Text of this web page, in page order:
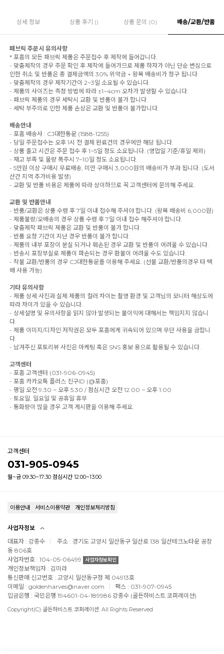
상세 정보 상품 후기 () 상품 문의 (0) 배송/교환/반품
패브릭 주문시 유의사항
* 포홈의 모든 패브릭 제품은 주문접수 후 제작에 들어갑니다.
- 맞춤제작의 경우 주문 확인 후 제작에 들어가므로 제품 하자가 아닌 단순 변심으로
인한 취소 및 반품은 총 결제금액의 30% 위약금 + 왕복 배송비가 청구 됩니다.
- 맞춤제작의 경우 제작기간이 2~3일 소요될 수 있습니다.
- 제품의 사이즈는 측정 방법에 따라 ±1~4cm 오차가 발생할 수 있습니다.
- 패브릭 제품의 경우 세탁시 교환 및 반품이 불가 합니다.
- 세탁 부주의로 인한 제품 손상은 교환 및 반품이 불가합니다.
배송안내
- 포홈 배송사 : CJ대한통운 (1588-1255)
- 당일 주문접수는 오후 1시 전 결제 완료건의 경우에만 해당 됩니다.
- 상품 출고 시간은 주문 접수 후 1~5일 정도 소요됩니다. (영업일 기준/휴일 제외)
- 재고 부족 및 물량 폭주시 7~10일 정도 소요됩니다.
- 5만원 이상 구매시 무료배송, 미만 구매시 3,000원의 배송비가 부과 됩니다. (도서
산간 지역 추가비용 발생)
- 교환 및 반품 비용은 제품에 따라 상이하므로 꼭 고객센터에 문의해 주세요.
교환 및 반품안내
- 반품/교환은 상품 수령 후 7일 이내 접수해 주셔야 합니다. (왕복 배송비 6,000원)
- 제품불량/오배송의 경우 상품 수령 후 7일 이내 접수 해주셔야 합니다.
- 맞춤제작 패브릭 제품은 교환 및 반품이 불가 합니다.
- 반품 요청 기간이 지난 경우 반품이 불가 합니다.
- 제품의 내부 포장이 분실 되거나 훼손된 경우 교환 및 반품이 어려울 수 있습니다.
- 반송시 포장부실로 제품이 파손되는 경우 환불이 어려울 수도 있습니다.
- 착불 교환/반품의 경우 CJ대한통운를 이용해 주세요. (선불 교환/반품의경우 타 택
배 사용 가능)
기타 유의사항
- 제품 상세 사진과 실제 제품의 컬러 차이는 촬영 환경 및 고객님의 모니터 해상도에
따라 차이가 있을 수 있습니다.
- 상세설명 및 유의사항을 읽지 않아 발생되는 불이익에 대해서는 책임지지 않습니
다.
- 제품 이미지/디자인 저작권은 모두 포홈에게 귀속되어 있으며 무단 사용을 금합니
다.
- 남겨주신 포토리뷰 사진은 마케팅 혹은 SNS 홍보 용으로 활용될 수 있습니다.
고객센터
- 포홈 고객센터 (031-906-0945)
- 포홈 카카오톡 플러스 친구ID (@포홈)
- 평일 오전 9:30 ~ 오후 5:30 / 점심시간 오전 12:00 ~ 오후 1:00
- 토요일, 일요일 및 공휴일 휴무
- 통화량이 많을 경우 고객 게시판을 이용해 주세요.
고객센터
031-905-0945
월~금 09:30~17:30 점심시간 12:00~13:00
이용안내 서비스이용약관 개인정보처리방침
사업자정보
대표자 : 강종수
주소 : 경기도 고양시 일산동구 일산로 138 일산테크노타운 공장
동 806호
사업자번호 : 104-05-06499
사업자정보확인
개인정보책임자 : 김미라
통신판매 신고번호 : 고양시 일산동구청 제 04913호
이메일 : goldenharves@naver.com
팩스 : 031-907-0945
입금은행 : 국민은행 194601-04-189986 강종수 (골든하비스트 코퍼레이션)
Copyright(C) 골든하비스트 코퍼레이션. All Rights Reserved